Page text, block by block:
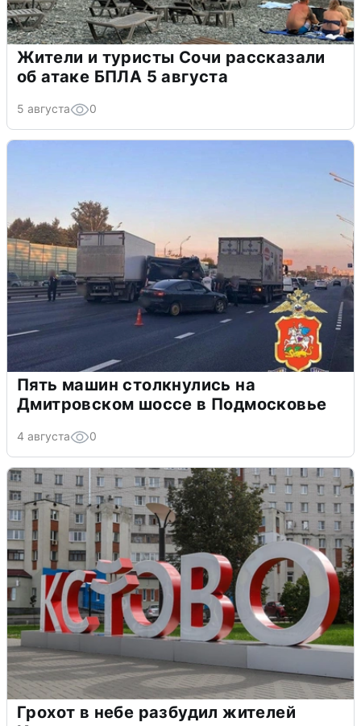
Жители и туристы Сочи рассказали
об атаке БПЛА 5 августа
5 августа 0
Пять машин столкнулись на
Дмитровском шоссе в Подмосковье
4 августа 0
Грохот в небе разбудил жителей